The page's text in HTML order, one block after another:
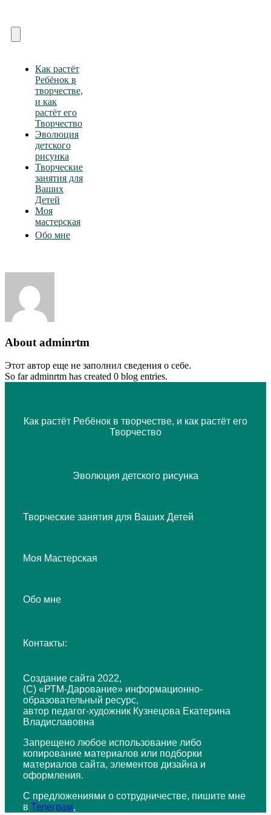
content
Toggle
Как растёт
Ребёнок в
творчестве,
и как
растёт его
Творчество
Эволюция
детского
рисунка
Творческие
занятия для
Ваших
Детей
Моя
мастерская
Обо мне
About adminrtm
Этот автор еще не заполнил сведения о себе.
So far adminrtm has created 0 blog entries.
Как растёт Ребёнок в творчестве, и как растёт его
Творчество
Эволюция детского рисунка
Творческие занятия для Ваших Детей
Моя Мастерская
Обо мне
Контакты:
Создание сайта 2022,
(С) «РТМ-Дарование» информационно-
образовательный ресурс,
автор педагог-художник Кузнецова Екатерина
Владиславовна
Запрещено любое использование либо
копирование материалов или подборки
материалов сайта, элементов дизайна и
оформления.
С предложениями о сотрудничестве, пишите мне
в Телеграм.